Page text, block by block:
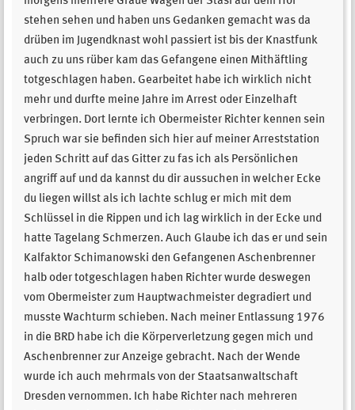
stehen sehen und haben uns Gedanken gemacht was da
drüben im Jugendknast wohl passiert ist bis der Knastfunk
auch zu uns rüber kam das Gefangene einen Mithäftling
totgeschlagen haben. Gearbeitet habe ich wirklich nicht
mehr und durfte meine Jahre im Arrest oder Einzelhaft
verbringen. Dort lernte ich Obermeister Richter kennen sein
Spruch war sie befinden sich hier auf meiner Arreststation
jeden Schritt auf das Gitter zu fas ich als Persönlichen
angriff auf und da kannst du dir aussuchen in welcher Ecke
du liegen willst als ich lachte schlug er mich mit dem
Schlüssel in die Rippen und ich lag wirklich in der Ecke und
hatte Tagelang Schmerzen. Auch Glaube ich das er und sein
Kalfaktor Schimanowski den Gefangenen Aschenbrenner
halb oder totgeschlagen haben Richter wurde deswegen
vom Obermeister zum Hauptwachmeister degradiert und
musste Wachturm schieben. Nach meiner Entlassung 1976
in die BRD habe ich die Körperverletzung gegen mich und
Aschenbrenner zur Anzeige gebracht. Nach der Wende
wurde ich auch mehrmals von der Staatsanwaltschaft
Dresden vernommen. Ich habe Richter nach mehreren